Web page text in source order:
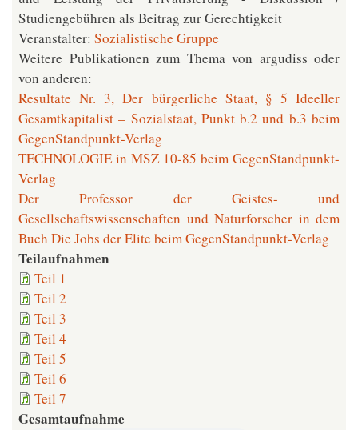
Studiengebühren als Beitrag zur Gerechtigkeit
Veranstalter: Sozialistische Gruppe
Weitere Publikationen zum Thema von argudiss oder
von anderen:
Resultate Nr. 3, Der bürgerliche Staat, § 5 Ideeller
Gesamtkapitalist – Sozialstaat, Punkt b.2 und b.3 beim
GegenStandpunkt-Verlag
TECHNOLOGIE in MSZ 10-85 beim GegenStandpunkt-
Verlag
Der Professor der Geistes- und
Gesellschaftswissenschaften und Naturforscher in dem
Buch Die Jobs der Elite beim GegenStandpunkt-Verlag
Teilaufnahmen
Teil 1
Teil 2
Teil 3
Teil 4
Teil 5
Teil 6
Teil 7
Gesamtaufnahme